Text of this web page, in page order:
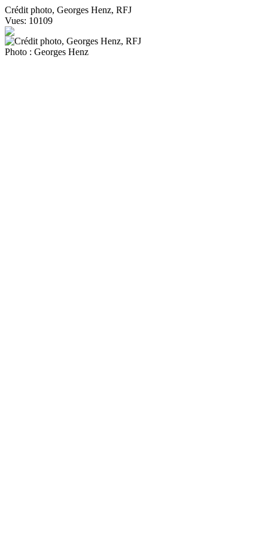
Crédit photo, Georges Henz, RFJ
Vues: 10109
Photo : Georges Henz